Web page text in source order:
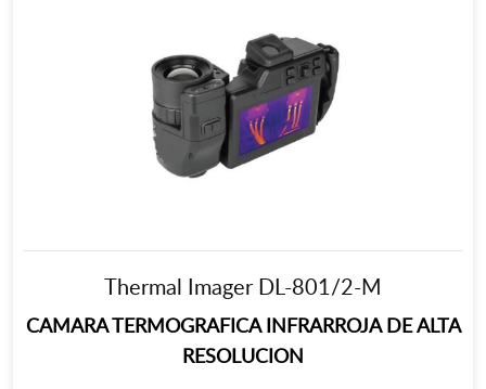
Thermal Imager DL-801/2-M
CAMARA TERMOGRAFICA INFRARROJA DE ALTA
RESOLUCION